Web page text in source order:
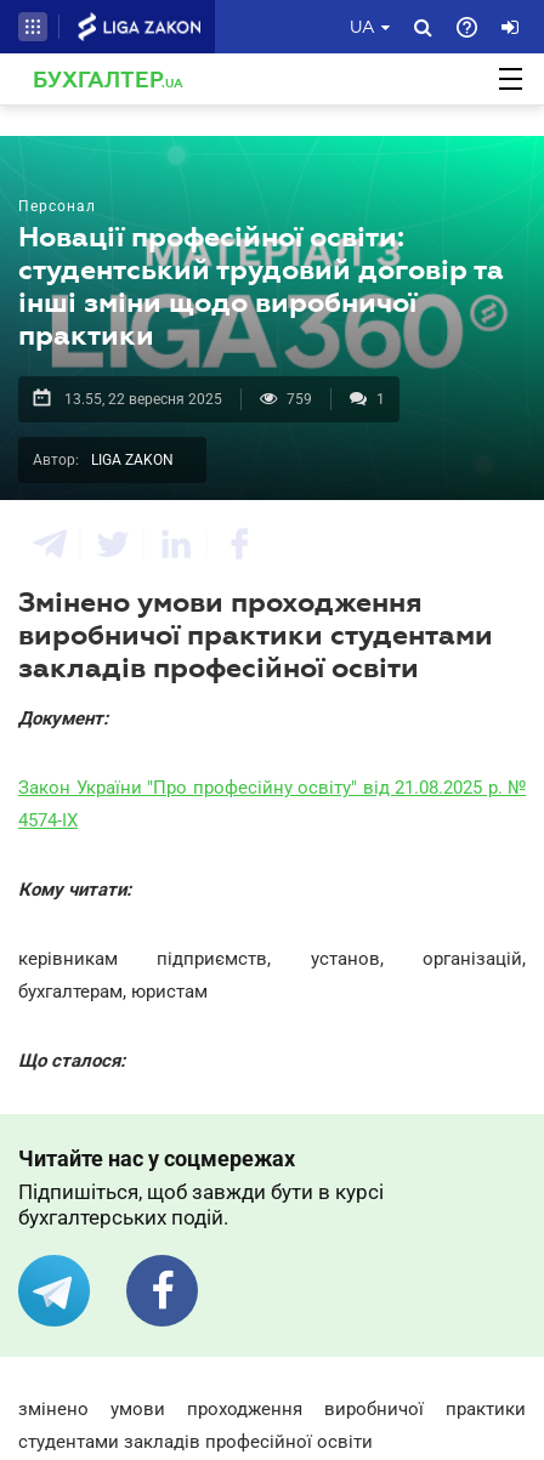
UA
БУХГАЛТЕР.UA
Персонал
Новації професійної освіти:
студентський трудовий договір та
інші зміни щодо виробничої
практики
13.55, 22 вересня 2025 759 1
Автор: LIGA ZAKON
Змінено умови проходження
виробничої практики студентами
закладів професійної освіти
Документ:
Закон України "Про професійну освіту" від 21.08.2025 р. №
4574-IX
Кому читати:
керівникам підприємств, установ, організацій,
бухгалтерам, юристам
Що сталося:
Читайте нас у соцмережах
Підпишіться, щоб завжди бути в курсі
бухгалтерських подій.
змінено умови проходження виробничої практики
студентами закладів професійної освіти